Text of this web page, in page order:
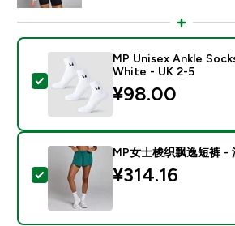
Select this product - MP
MP Unisex Ankle
White - UK 2-5
¥98.00‎
Select this product - MP女士
MP女士梭织飘逸短裤 -
¥314.16‎